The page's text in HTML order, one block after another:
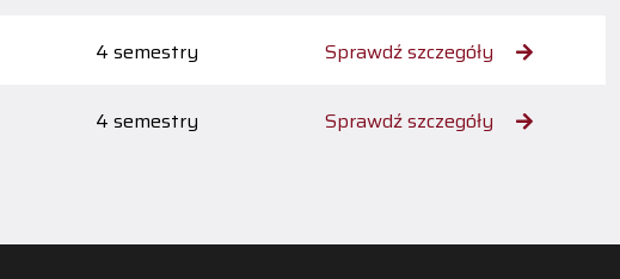
4 semestry Sprawdź szczegóły
4 semestry Sprawdź szczegóły